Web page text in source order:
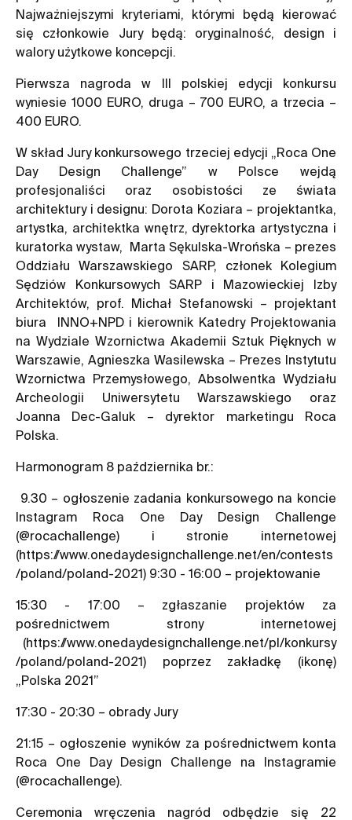
Najważniejszymi kryteriami, którymi będą kierować
się członkowie Jury będą: oryginalność, design i
walory użytkowe koncepcji.
Pierwsza nagroda w III polskiej edycji konkursu
wyniesie 1000 EURO, druga – 700 EURO, a trzecia –
400 EURO.
W skład Jury konkursowego trzeciej edycji „Roca One
Day Design Challenge” w Polsce wejdą
profesjonaliści oraz osobistości ze świata
architektury i designu: Dorota Koziara – projektantka,
artystka, architektka wnętrz, dyrektorka artystyczna i
kuratorka wystaw, Marta Sękulska-Wrońska – prezes
Oddziału Warszawskiego SARP, członek Kolegium
Sędziów Konkursowych SARP i Mazowieckiej Izby
Architektów, prof. Michał Stefanowski – projektant
biura INNO+NPD i kierownik Katedry Projektowania
na Wydziale Wzornictwa Akademii Sztuk Pięknych w
Warszawie, Agnieszka Wasilewska – Prezes Instytutu
Wzornictwa Przemysłowego, Absolwentka Wydziału
Archeologii Uniwersytetu Warszawskiego oraz
Joanna Dec-Galuk – dyrektor marketingu Roca
Polska.
Harmonogram 8 października br.:
9.30 – ogłoszenie zadania konkursowego na koncie
Instagram Roca One Day Design Challenge
(@rocachallenge) i stronie internetowej
(https://www.onedaydesignchallenge.net/en/contests
/poland/poland-2021) 9:30 - 16:00 – projektowanie
15:30 - 17:00 – zgłaszanie projektów za
pośrednictwem strony internetowej
(https://www.onedaydesignchallenge.net/pl/konkursy
/poland/poland-2021) poprzez zakładkę (ikonę)
„Polska 2021”
17:30 - 20:30 – obrady Jury
21:15 – ogłoszenie wyników za pośrednictwem konta
Roca One Day Design Challenge na Instagramie
(@rocachallenge).
Ceremonia wręczenia nagród odbędzie się 22